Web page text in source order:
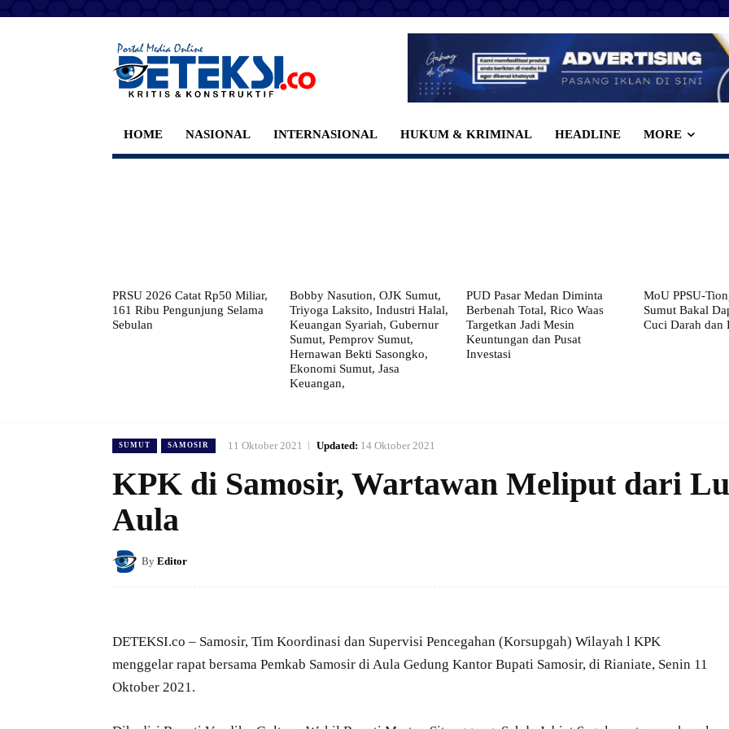
HOME NASIONAL INTERNASIONAL HUKUM & KRIMINAL HEADLINE MORE
PRSU 2026 Catat Rp50 Miliar,
161 Ribu Pengunjung Selama
Sebulan
Bobby Nasution, OJK Sumut,
Triyoga Laksito, Industri Halal,
Keuangan Syariah, Gubernur
Sumut, Pemprov Sumut,
Hernawan Bekti Sasongko,
Ekonomi Sumut, Jasa
Keuangan,
PUD Pasar Medan Diminta
Berbenah Total, Rico Waas
Targetkan Jadi Mesin
Keuntungan dan Pusat
Investasi
MoU PPSU-
Sumut Bakal
Cuci Darah dan
SUMUT SAMOSIR 11 Oktober 2021 Updated: 14 Oktober 2021
KPK di Samosir, Wartawan Meliput dari
Aula
By Editor
DETEKSI.co – Samosir, Tim Koordinasi dan Supervisi Pencegahan (Korsupgah) Wilayah l KPK
menggelar rapat bersama Pemkab Samosir di Aula Gedung Kantor Bupati Samosir, di Rianiate, Senin 11
Oktober 2021.